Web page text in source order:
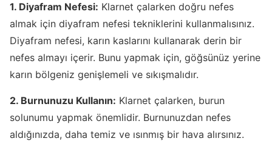
1. Diyafram Nefesi: Klarnet çalarken doğru nefes
almak için diyafram nefesi tekniklerini kullanmalısınız.
Diyafram nefesi, karın kaslarını kullanarak derin bir
nefes almayı içerir. Bunu yapmak için, göğsünüz yerine
karın bölgeniz genişlemeli ve sıkışmalıdır.
2. Burnunuzu Kullanın: Klarnet çalarken, burun
solunumu yapmak önemlidir. Burnunuzdan nefes
aldığınızda, daha temiz ve ısınmış bir hava alırsınız.